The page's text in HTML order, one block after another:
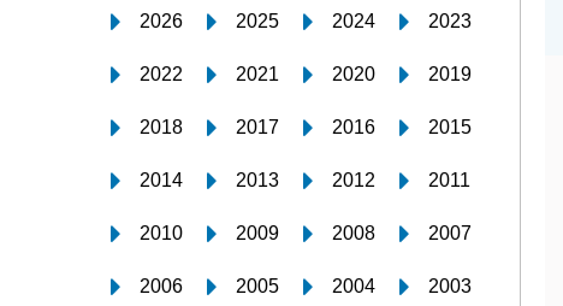
2026 2025 2024 2023
2022 2021 2020 2019
2018 2017 2016 2015
2014 2013 2012 2011
2010 2009 2008 2007
2006 2005 2004 2003